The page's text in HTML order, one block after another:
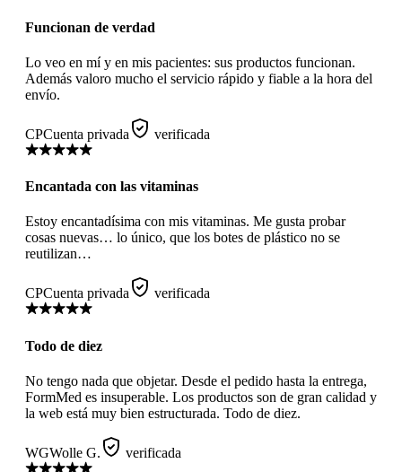
Funcionan de verdad
Lo veo en mí y en mis pacientes: sus productos funcionan.
Además valoro mucho el servicio rápido y fiable a la hora del
envío.
CPCuenta privada verificada
Encantada con las vitaminas
Estoy encantadísima con mis vitaminas. Me gusta probar
cosas nuevas… lo único, que los botes de plástico no se
reutilizan…
CPCuenta privada verificada
Todo de diez
No tengo nada que objetar. Desde el pedido hasta la entrega,
FormMed es insuperable. Los productos son de gran calidad y
la web está muy bien estructurada. Todo de diez.
WGWolle G. verificada